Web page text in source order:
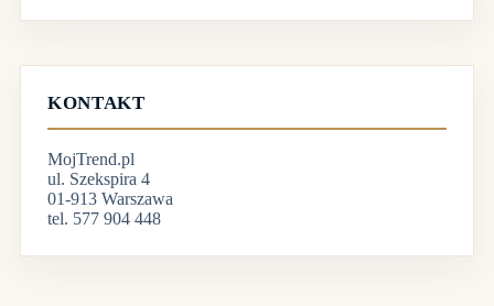
KONTAKT
MojTrend.pl
ul. Szekspira 4
01-913 Warszawa
tel. 577 904 448